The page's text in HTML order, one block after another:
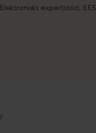
Elektroniskt expertstöd, EES